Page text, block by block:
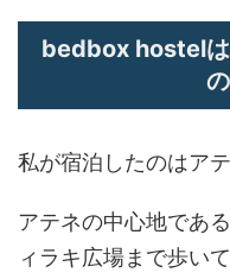
bedbox hostelは
私が宿泊したのはア
アテネの中心地であ
ィラキ広場まで歩い